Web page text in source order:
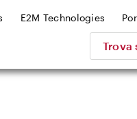
Trova
E2M Technologies